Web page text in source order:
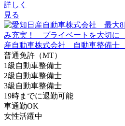
詳しく
見る
普通免許（MT）
1級自動車整備士
2級自動車整備士
3級自動車整備士
19時までに退勤可能
車通勤OK
女性活躍中